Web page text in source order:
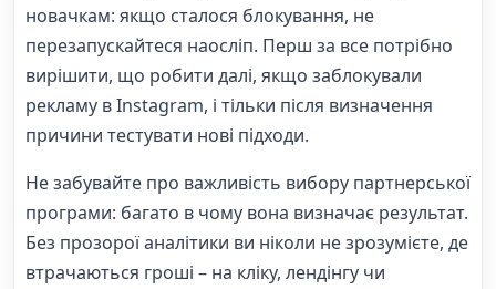
новачкам: якщо сталося блокування, не
перезапускайтеся наосліп. Перш за все потрібно
вирішити, що робити далі, якщо заблокували
рекламу в Instagram, і тільки після визначення
причини тестувати нові підходи.
Не забувайте про важливість вибору партнерської
програми: багато в чому вона визначає результат.
Без прозорої аналітики ви ніколи не зрозумієте, де
втрачаються гроші – на кліку, лендінгу чи